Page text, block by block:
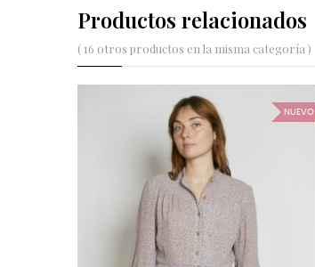
Productos relacionados
( 16 otros productos en la misma categoría )
NUEVO